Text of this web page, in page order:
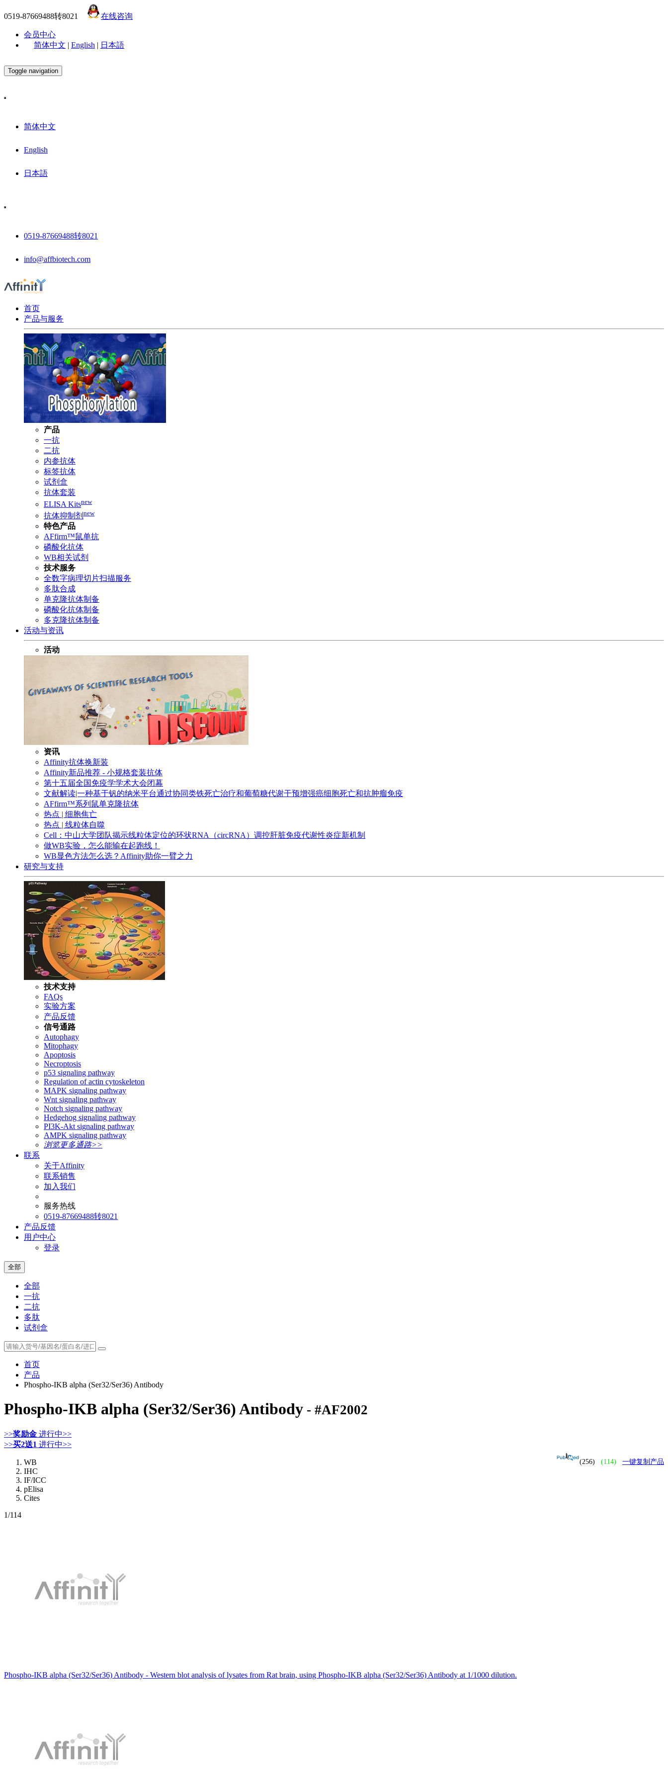
0519-87669488转8021 在线咨询
会员中心
简体中文 | English | 日本語
Toggle navigation
简体中文
English
日本語
0519-87669488转8021
info@affbiotech.com
首页
产品与服务
产品
一抗
二抗
内参抗体
标签抗体
试剂盒
抗体套装
ELISA Kitsnew
抗体抑制剂 new
特色产品
AFfirm™鼠单抗
磷酸化抗体
WB相关试剂
技术服务
全数字病理切片扫描服务
多肽合成
单克隆抗体制备
磷酸化抗体制备
多克隆抗体制备
活动与资讯
活动
资讯
Affinity抗体换新装
Affinity新品推荐 - 小规格套装抗体
第十五届全国免疫学学术大会闭幕
文献解读|一种基于钒的纳米平台通过协同类铁死亡治疗和葡萄糖代谢干预增强癌细胞死亡和抗肿瘤免疫
AFfirm™系列鼠单克隆抗体
热点 | 细胞焦亡
热点 | 线粒体自噬
Cell：中山大学团队揭示线粒体定位的环状RNA（circRNA）调控肝脏免疫代谢性炎症新机制
做WB实验，怎么能输在起跑线！
WB显色方法怎么选？Affinity助你一臂之力
研究与支持
技术支持
FAQs
实验方案
产品反馈
信号通路
Autophagy
Mitophagy
Apoptosis
Necroptosis
p53 signaling pathway
Regulation of actin cytoskeleton
MAPK signaling pathway
Wnt signaling pathway
Notch signaling pathway
Hedgehog signaling pathway
PI3K-Akt signaling pathway
AMPK signaling pathway
浏览更多通路>>
联系
关于Affinity
联系销售
加入我们
服务热线
0519-87669488转8021
产品反馈
用户中心
登录
全部
全部
一抗
二抗
多肽
试剂盒
首页
产品
Phospho-IKB alpha (Ser32/Ser36) Antibody
Phospho-IKB alpha (Ser32/Ser36) Antibody - #AF2002
>>奖励金 进行中>>
>>买2送1 进行中>>
(256) (114) 一键复制产品
WB
IHC
IF/ICC
pElisa
Cites
1/114
Phospho-IKB alpha (Ser32/Ser36) Antibody - Western blot analysis of lysates from Rat brain, using Phospho-IKB alpha (Ser32/Ser36) Antibody at 1/1000 dilution.